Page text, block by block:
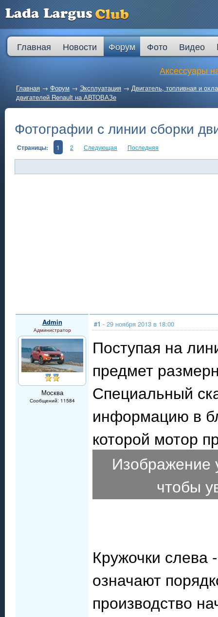
Главная Новости Форум Фото Видео
Аксессуары
Главная → Форум → Эксплуатация → Двигатель, топливная и
двигателей Renault на АВТОВАЗе
Фотографии с линии сборки
Страницы: 1 2 Следующая Последняя
Admin
Администратор
Москва
Сообщений: 11584
#1 - 29 ноября 2013 в 18:00
Поступая на
предмет
Специальный
информацию в
которой мотор
чтобы
Кружочки
означают
производство